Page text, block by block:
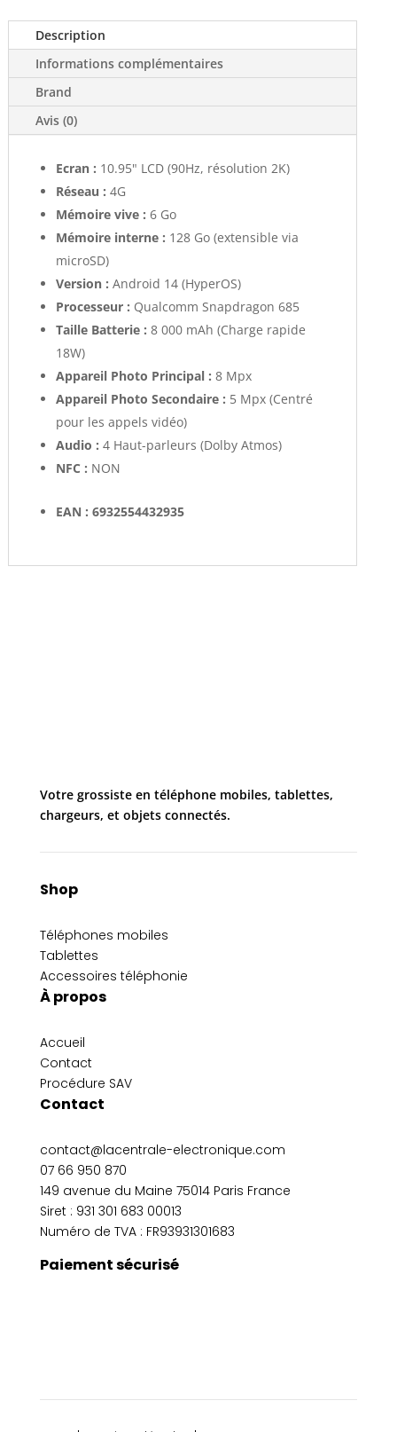
Description
Informations complémentaires
Brand
Avis (0)
Ecran : 10.95" LCD (90Hz, résolution 2K)
Réseau : 4G
Mémoire vive : 6 Go
Mémoire interne : 128 Go (extensible via
microSD)
Version : Android 14 (HyperOS)
Processeur : Qualcomm Snapdragon 685
Taille Batterie : 8 000 mAh (Charge rapide
18W)
Appareil Photo Principal : 8 Mpx
Appareil Photo Secondaire : 5 Mpx (Centré
pour les appels vidéo)
Audio : 4 Haut-parleurs (Dolby Atmos)
NFC : NON
EAN : 6932554432935
Votre grossiste en téléphone mobiles, tablettes,
chargeurs, et objets connectés.
Shop
Téléphones mobiles
Tablettes
Accessoires téléphonie
À propos
Accueil
Contact
Procédure SAV
Contact
contact@lacentrale-electronique.com
07 66 950 870
149 avenue du Maine 75014 Paris France
Siret : 931 301 683 00013
Numéro de TVA : FR93931301683
Paiement sécurisé